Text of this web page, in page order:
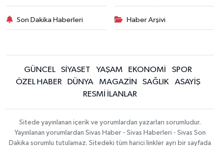
Son Dakika Haberleri Haber Arşivi
GÜNCEL SİYASET YAŞAM EKONOMİ
SPOR
ÖZEL HABER
DÜNYA MAGAZİN SAĞLIK
ASAYİŞ
RESMİ İLANLAR
Sitede yayınlanan içerik ve yorumlardan yazarları sorumludur.
Yayınlanan yorumlardan Sivas Haber - Sivas Haberleri - Sivas Son
Dakika sorumlu tutulamaz. Sitedeki tüm harici linkler ayrı bir sayfada